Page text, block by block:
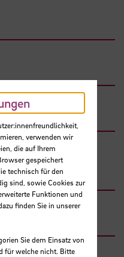
und Forschung
verwenden wir
die auf Ihrem
gespeichert
technisch für den
sind, sowie Cookies zur
Funktionen und
finden Sie in unserer
Sie dem Einsatz von
für welche nicht. Bitte